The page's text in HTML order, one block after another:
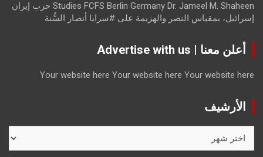
Studies FCFS Berlin Germany Dr. Jameel M. Shaheen حرب إيران
إسرائيل، بمقياس النصر والهزيمة على #سرايا أنصار السُّنة
أعلن معنا | Advertise with us
Your website here Your website here Your website here
الأرشيف